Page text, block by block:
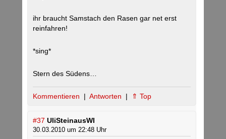
ihr braucht Samstach den Rasen gar net erst
reinfahren!
*sing*
Stern des Südens…
Kommentieren | Antworten | ⇑ Top
#37 UliSteinausWI
30.03.2010 um 22:48 Uhr